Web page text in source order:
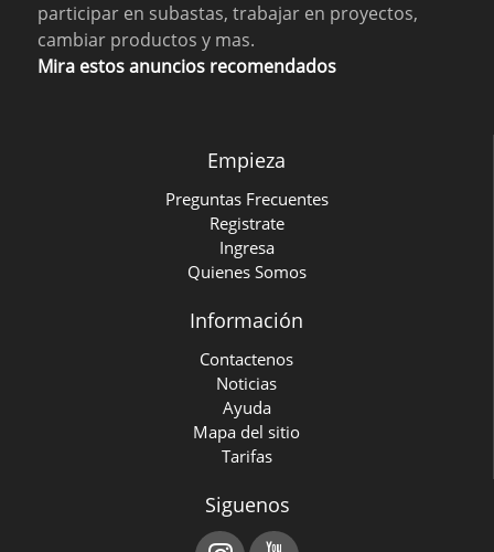
participar en subastas, trabajar en proyectos,
cambiar productos y mas.
Mira estos anuncios recomendados
Empieza
Preguntas Frecuentes
Registrate
Ingresa
Quienes Somos
Información
Contactenos
Noticias
Ayuda
Mapa del sitio
Tarifas
Siguenos